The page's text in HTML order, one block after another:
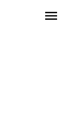
menu